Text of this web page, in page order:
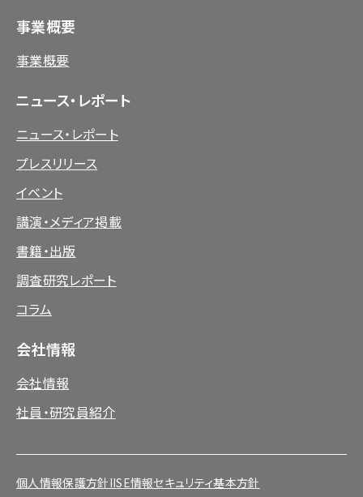
事業概要
事業概要
ニュース・レポート
ニュース・レポート
プレスリリース
イベント
講演・メディア掲載
書籍・出版
調査研究レポート
コラム
会社情報
会社情報
社員・研究員紹介
個人情報保護方針IISE情報セキュリティ基本方針